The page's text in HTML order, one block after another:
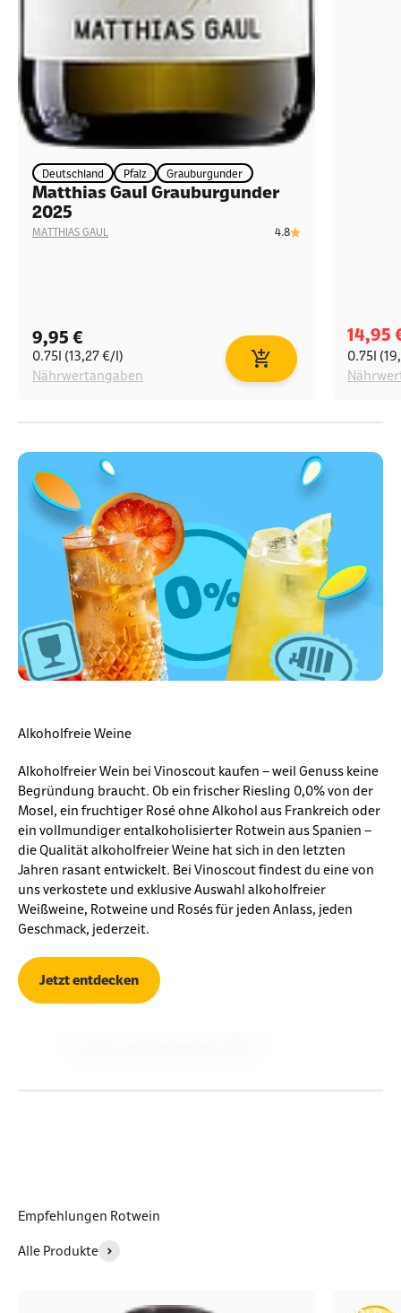
Deutschland Pfalz Grauburgunder
Matthias Gaul Grauburgunder
2025
MATTHIAS GAUL 4.8
Angebot
9,95 €
0.75l (13,27 €/l)
Nährwertangaben
In den Warenkorb
14,95
0.75l
Alkoholfreie Weine
Alkoholfreier Wein bei Vinoscout kaufen – weil Genuss keine
Begründung braucht. Ob ein frischer Riesling 0,0% von der
Mosel, ein fruchtiger Rosé ohne Alkohol aus Frankreich oder
ein vollmundiger entalkoholisierter Rotwein aus Spanien –
die Qualität alkoholfreier Weine hat sich in den letzten
Jahren rasant entwickelt. Bei Vinoscout findest du eine von
uns verkostete und exklusive Auswahl alkoholfreier
Weißweine, Rotweine und Rosés für jeden Anlass, jeden
Geschmack, jederzeit.
Jetzt entdecken
Lerne die Menschen und Geschichten
Empfehlungen Rotwein
Alle Produkte